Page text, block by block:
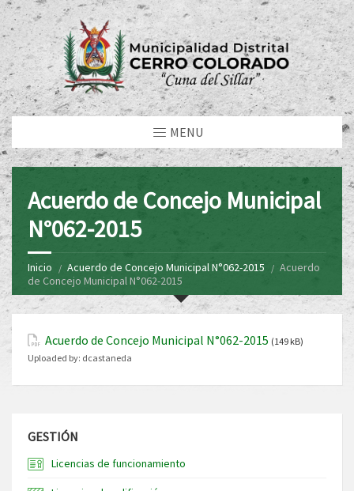
MENU
Acuerdo de Concejo Municipal
N°062-2015
Inicio Acuerdo de Concejo Municipal N°062-2015
Acuerdo
de Concejo Municipal N°062-2015
Acuerdo de Concejo Municipal N°062-2015 (149 kB)
Uploaded by: dcastaneda
GESTIÓN
Licencias de funcionamiento